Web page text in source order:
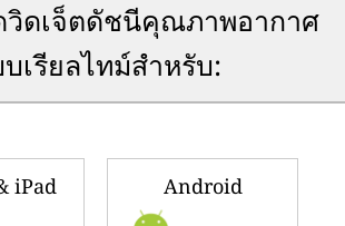
วิดเจ็ตดัชนีคุณภาพอากาศ
เรียลไทม์สำหรับ:
iPad Android